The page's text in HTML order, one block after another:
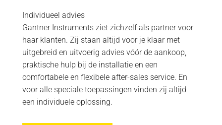
Individueel advies
Gantner Instruments ziet zichzelf als partner voor
haar klanten. Zij staan altijd voor je klaar met
uitgebreid en uitvoerig advies vóór de aankoop,
praktische hulp bij de installatie en een
comfortabele en flexibele after-sales service. En
voor alle speciale toepassingen vinden zij altijd
een individuele oplossing.